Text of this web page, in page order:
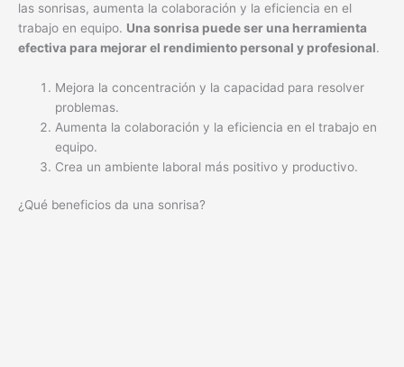
las sonrisas, aumenta la colaboración y la eficiencia en el
trabajo en equipo. Una sonrisa puede ser una herramienta
efectiva para mejorar el rendimiento personal y profesional.
Mejora la concentración y la capacidad para resolver
problemas.
Aumenta la colaboración y la eficiencia en el trabajo en
equipo.
Crea un ambiente laboral más positivo y productivo.
¿Qué beneficios da una sonrisa?